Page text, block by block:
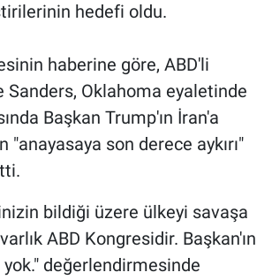
hedefi oldu.
haberine göre, ABD'li
Sanders, Oklahoma eyaletinde
Başkan Trump'ın İran'a
"anayasaya son derece aykırı"
bildiği üzere ülkeyi savaşa
ABD Kongresidir. Başkan'ın
yok." değerlendirmesinde